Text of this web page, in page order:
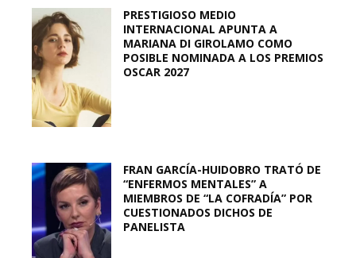
PRESTIGIOSO MEDIO
INTERNACIONAL APUNTA A
MARIANA DI GIROLAMO COMO
POSIBLE NOMINADA A LOS PREMIOS
OSCAR 2027
FRAN GARCÍA-HUIDOBRO TRATÓ DE
“ENFERMOS MENTALES” A
MIEMBROS DE “LA COFRADÍA” POR
CUESTIONADOS DICHOS DE
PANELISTA